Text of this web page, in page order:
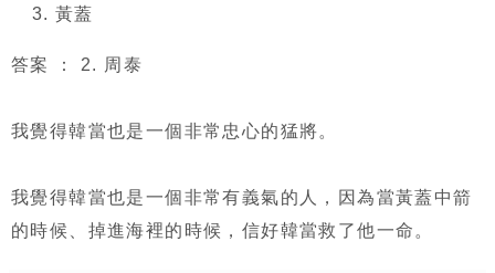
黃蓋
答案 ： 2. 周泰
我覺得韓當也是一個非常忠心的猛將。
我覺得韓當也是一個非常有義氣的人，因為當黃蓋中箭
的時候、掉進海裡的時候，信好韓當救了他一命。